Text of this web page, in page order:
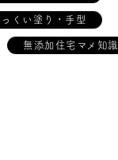
っくい塗り・手型
無添加住宅マメ知識